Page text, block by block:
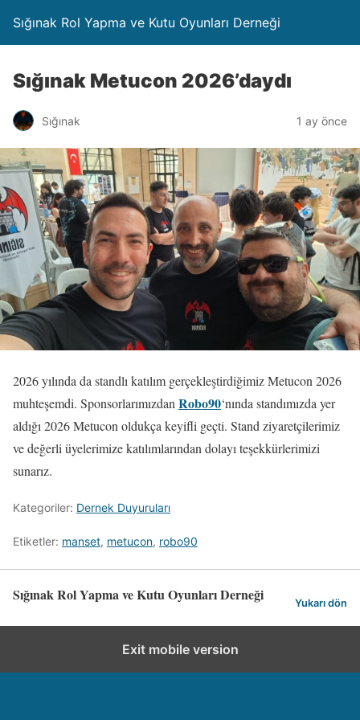
Sığınak Rol Yapma ve Kutu Oyunları Derneği
Sığınak Metucon 2026’daydı
Sığınak 1 ay önce
2026 yılında da standlı katılım gerçekleştirdiğimiz Metucon 2026
muhteşemdi. SponsorlarımızdanRobo90‘nında standımızda yer
aldığı 2026 Metucon oldukça keyifli geçti. Stand ziyaretçilerimiz
ve değerli üyelerimize katılımlarından dolayı teşekkürlerimizi
sunarız.
Kategoriler: Dernek Duyuruları
Etiketler: manset, metucon, robo90
Sığınak Rol Yapma ve Kutu Oyunları Derneği Yukarı dön
Exit mobile version